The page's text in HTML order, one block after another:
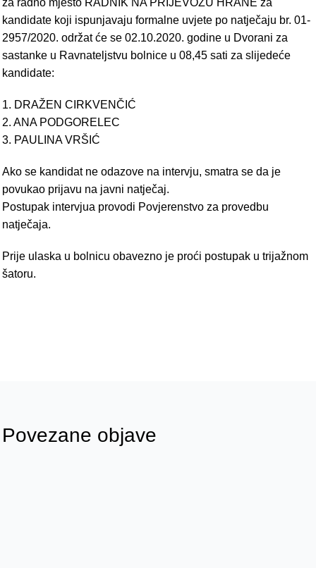
za radno mjesto RADNIK NA PRIJEVOZU HRANE za
kandidate koji ispunjavaju formalne uvjete po natječaju br. 01-
2957/2020. održat će se 02.10.2020. godine u Dvorani za
sastanke u Ravnateljstvu bolnice u 08,45 sati za slijedeće
kandidate:
1. DRAŽEN CIRKVENČIĆ
2. ANA PODGORELEC
3. PAULINA VRŠIĆ
Ako se kandidat ne odazove na intervju, smatra se da je
povukao prijavu na javni natječaj.
Postupak intervjua provodi Povjerenstvo za provedbu
natječaja.
Prije ulaska u bolnicu obavezno je proći postupak u trijažnom
šatoru.
Povezane objave